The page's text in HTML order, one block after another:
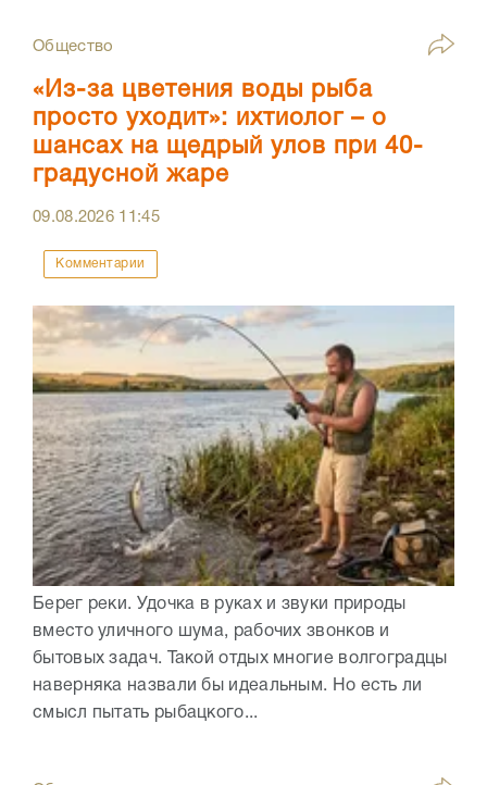
Общество
«Из-за цветения воды рыба
просто уходит»: ихтиолог – о
шансах на щедрый улов при 40-
градусной жаре
09.08.2026 11:45
Комментарии
Берег реки. Удочка в руках и звуки природы
вместо уличного шума, рабочих звонков и
бытовых задач. Такой отдых многие волгоградцы
наверняка назвали бы идеальным. Но есть ли
смысл пытать рыбацкого...